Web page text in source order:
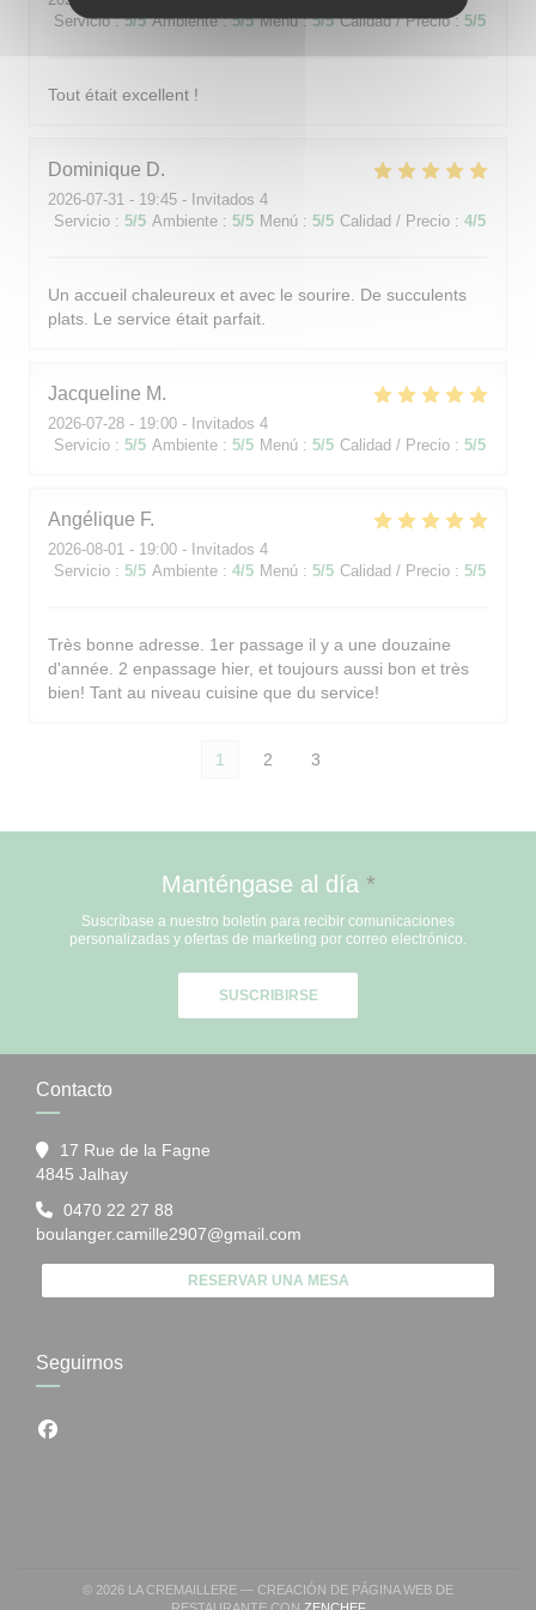
Servicio: 5/5 Ambiente: 5/5 Menú: 5/5 Calidad / Precio: 5/5
Tout était excellent !
Dominique D
2026-07-31 - 19:45 - Invitados 4
Servicio : 5/5 Ambiente : 5/5 Menú : 5/5 Calidad / Precio : 4/5
Un accueil chaleureux et avec le sourire. De succulents
plats. Le service était parfait.
Jacqueline M
2026-07-28 - 19:00 - Invitados 4
Servicio : 5/5 Ambiente : 5/5 Menú : 5/5 Calidad / Precio : 5/5
Angélique F
2026-08-01 - 19:00 - Invitados 4
Servicio : 5/5 Ambiente : 4/5 Menú : 5/5 Calidad / Precio : 5/5
Très bonne adresse. 1er passage il y a une douzaine
d'année. 2 enpassage hier, et toujours aussi bon et très
bien! Tant au niveau cuisine que du service!
1 2 3
Manténgase al día *
Suscríbase a nuestro boletín para recibir comunicaciones
personalizadas y ofertas de marketing por correo electrónico.
SUSCRIBIRSE
Contacto
17 Rue de la Fagne
4845 Jalhay((abre en una nueva ventana))
0470 22 27 88
boulanger.camille2907@gmail.com
RESERVAR UNA MESA
Seguirnos
Facebook ((abre en una nueva ventana))
© 2026 LA CREMAILLERE — CREACIÓN DE PÁGINA WEB DE
((ABRE EN UNA NUEVA